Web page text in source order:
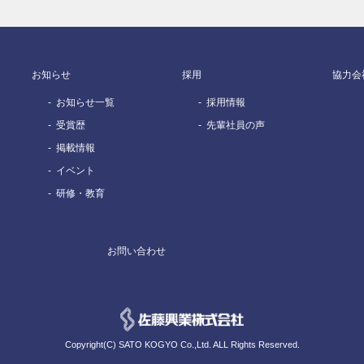
お知らせ
お知らせ一覧
受賞歴
掲載情報
イベント
研修・教育
採用
採用情報
先輩社員の声
協力会
お問い合わせ
Copyright(C) SATO KOGYO Co.,Ltd. ALL Rights Reserved.